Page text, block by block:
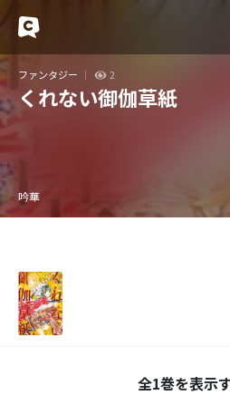
ファンタジー 2
くれない御伽草紙
吟華
全1巻を表示